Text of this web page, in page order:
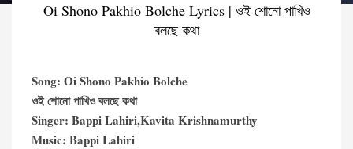
Oi Shono Pakhio Bolche Lyrics | ওই শোনো পাখিও
বলছে কথা
Song: Oi Shono Pakhio Bolche
ওই শোনো পাখিও বলছে কথা
Singer: Bappi Lahiri,Kavita Krishnamurthy
Music: Bappi Lahiri